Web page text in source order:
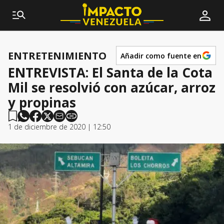
ENTRETENIMIENTO Añadir como fuente en
ENTREVISTA: El Santa de la Cota
Mil se resolvió con azúcar, arroz
y propinas
1 de diciembre de 2020 | 12:50